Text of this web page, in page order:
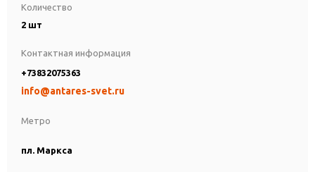
Количество
2 шт
Метро
пл. Маркса
Контактная информация
+73832075363
info@antares-svet.ru